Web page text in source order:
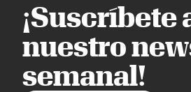
¡Suscríbete
nuestro
semanal!